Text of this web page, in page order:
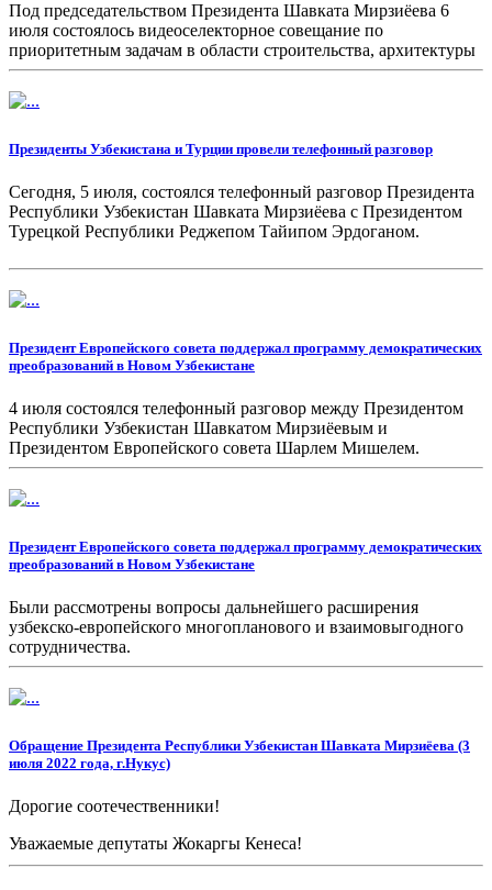
Под председательством Президента Шавката Мирзиёева 6
июля состоялось видеоселекторное совещание по
приоритетным задачам в области строительства, архитектуры
и градостроительства.
Президенты Узбекистана и Турции провели телефонный разговор
Сегодня, 5 июля, состоялся телефонный разговор Президента
Республики Узбекистан Шавката Мирзиёева с Президентом
Турецкой Республики Реджепом Тайипом Эрдоганом.
Президент Европейского совета поддержал программу демократических
преобразований в Новом Узбекистане
4 июля состоялся телефонный разговор между Президентом
Республики Узбекистан Шавкатом Мирзиёевым и
Президентом Европейского совета Шарлем Мишелем.
Президент Европейского совета поддержал программу демократических
преобразований в Новом Узбекистане
Были рассмотрены вопросы дальнейшего расширения
узбекско-европейского многопланового и взаимовыгодного
сотрудничества.
Обращение Президента Республики Узбекистан Шавката Мирзиёева (3
июля 2022 года, г.Нукус)
Дорогие соотечественники!
Уважаемые депутаты Жокаргы Кенеса!